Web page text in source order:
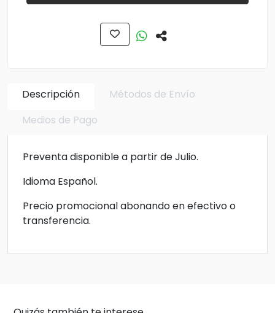
Descripción
Métodos de Envío
Medios de Pago
Preventa disponible a partir de Julio.
Idioma Español.
Precio promocional abonando en efectivo o
transferencia.